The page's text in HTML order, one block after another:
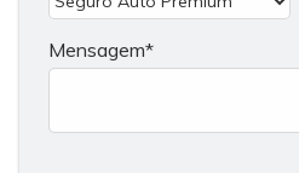
Mensagem